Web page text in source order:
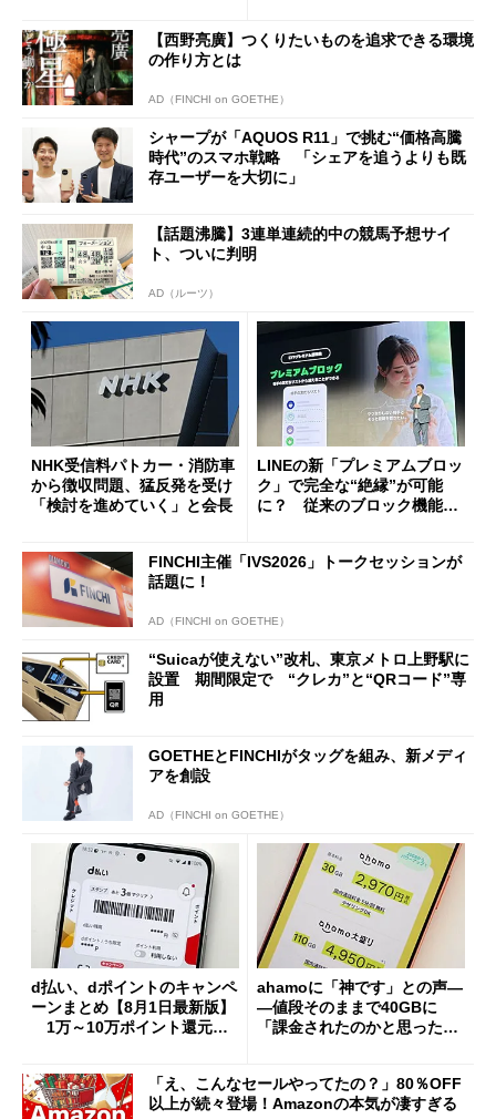
【西野亮廣】つくりたいものを追求できる環境
の作り方とは
AD（FINCHI on GOETHE）
シャープが「AQUOS R11」で挑む“価格高騰
時代”のスマホ戦略 「シェアを追うよりも既
存ユーザーを大切に」
【話題沸騰】3連単連続的中の競馬予想サイ
ト、ついに判明
AD（ルーツ）
NHK受信料パトカー・消防車
から徴収問題、猛反発を受け
「検討を進めていく」と会長
LINEの新「プレミアムブロッ
ク」で完全な“絶縁”が可能
に？ 従来のブロック機能と
FINCHI主催「IVS2026」トークセッションが
話題に！
AD（FINCHI on GOETHE）
“Suicaが使えない”改札、東京メトロ上野駅に
設置 期間限定で “クレカ”と“QRコード”専
用
GOETHEとFINCHIがタッグを組み、新メディ
アを創設
AD（FINCHI on GOETHE）
d払い、dポイントのキャンペ
ーンまとめ【8月1日最新版】
1万～10万ポイント還元の
ahamoに「神です」との声―
―値段そのままで40GBに
「課金されたのかと思った」
「え、こんなセールやってたの？」80％OFF
以上が続々登場！Amazonの本気が凄すぎる